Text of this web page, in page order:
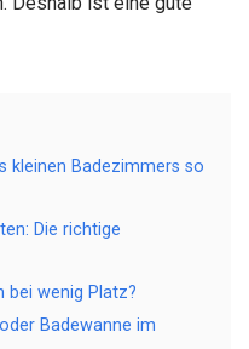
kleinen Badezimmers so
Die richtige
bei wenig Platz?
Badewanne im